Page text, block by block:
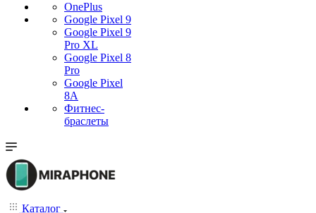
OnePlus
Google Pixel 9
Google Pixel 9
Pro XL
Google Pixel 8
Pro
Google Pixel
8A
Фитнес-
браслеты
Каталог